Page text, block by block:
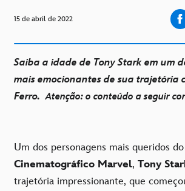
15 de abril de 2022
Saiba a idade de Tony Stark em um
mais emocionantes de sua trajetória
Ferro.Atenção: o conteúdo a seguir
Um dos personagens mais queridos do
Cinematográfico Marvel, Tony
trajetória impressionante, que